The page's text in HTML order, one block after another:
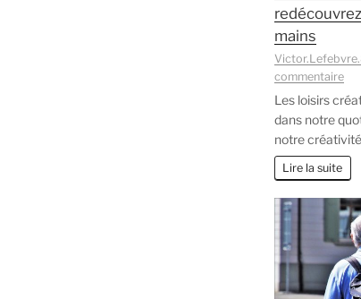
mains
commentairesur
le
de
de
vos
Les loisirs
dans notre
notre
Lire la suite